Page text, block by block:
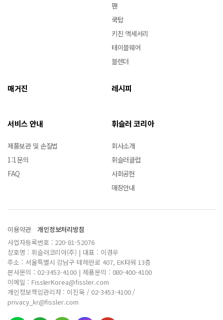
팬
쿡탑
키친 액세서리
테이블웨어
블렌더
매거진 레시피
서비스 안내
제품보관 및 손질법
1:1문의
FAQ
휘슬러 코리아
회사소개
휘슬러클럽
사회공헌
매장안내
이용약관
개인정보처리방침
사업자등록번호 : 220-81-52076
상호명 : 휘슬러코리아(주) | 대표 : 이경우
주소 : 서울특별시 강남구 테헤란로 407, EK타워 13층
본사문의 : 02-3453-4100 | 제품문의 : 080-400-4100
이메일 : FisslerKorea@fissler.com
개인정보책임관리자 : 이진욱 / 02-3453-4100 /
privacy_kr@fissler.com